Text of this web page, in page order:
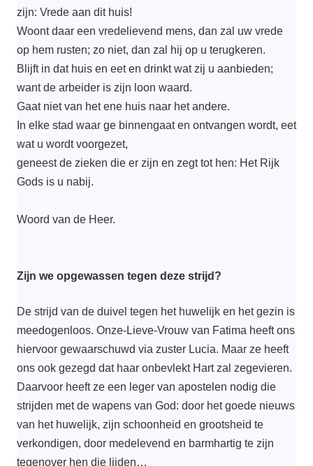
zijn: Vrede aan dit huis!
Woont daar een vredelievend mens, dan zal uw vrede
op hem rusten; zo niet, dan zal hij op u terugkeren.
Blijft in dat huis en eet en drinkt wat zij u aanbieden;
want de arbeider is zijn loon waard.
Gaat niet van het ene huis naar het andere.
In elke stad waar ge binnengaat en ontvangen wordt, eet
wat u wordt voorgezet,
geneest de zieken die er zijn en zegt tot hen: Het Rijk
Gods is u nabij.
Woord van de Heer.
Zijn we opgewassen tegen deze strijd?
De strijd van de duivel tegen het huwelijk en het gezin is
meedogenloos. Onze-Lieve-Vrouw van Fatima heeft ons
hiervoor gewaarschuwd via zuster Lucia. Maar ze heeft
ons ook gezegd dat haar onbevlekt Hart zal zegevieren.
Daarvoor heeft ze een leger van apostelen nodig die
strijden met de wapens van God: door het goede nieuws
van het huwelijk, zijn schoonheid en grootsheid te
verkondigen, door medelevend en barmhartig te zijn
tegenover hen die lijden…